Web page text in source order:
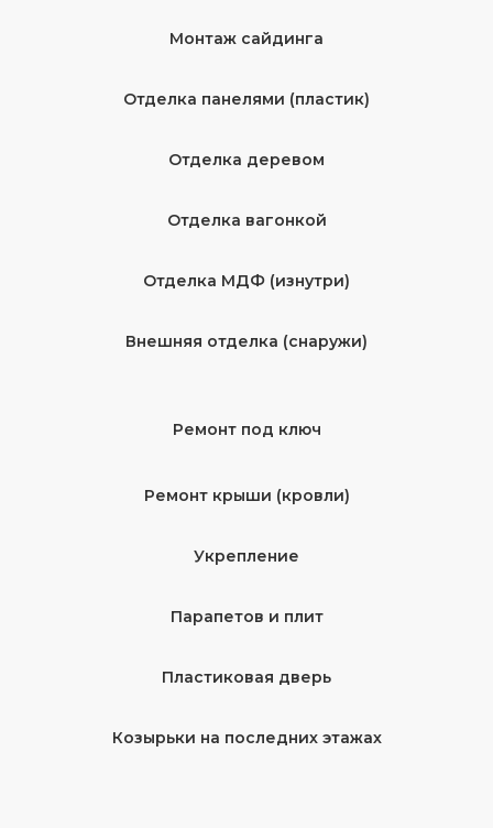
Монтаж сайдинга
Отделка панелями (пластик)
Отделка деревом
Отделка вагонкой
Отделка МДФ (изнутри)
Внешняя отделка (снаружи)
Ремонт под ключ
Ремонт крыши (кровли)
Укрепление
Парапетов и плит
Пластиковая дверь
Козырьки на последних этажах